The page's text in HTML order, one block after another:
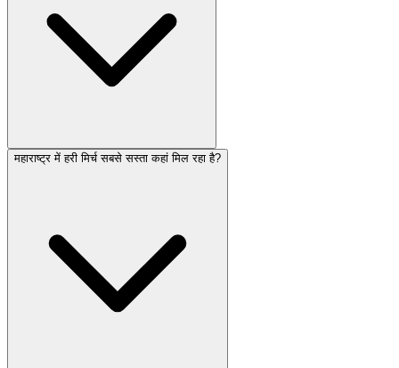
महाराष्ट्र में हरी मिर्च सबसे सस्ता कहां मिल रहा है?